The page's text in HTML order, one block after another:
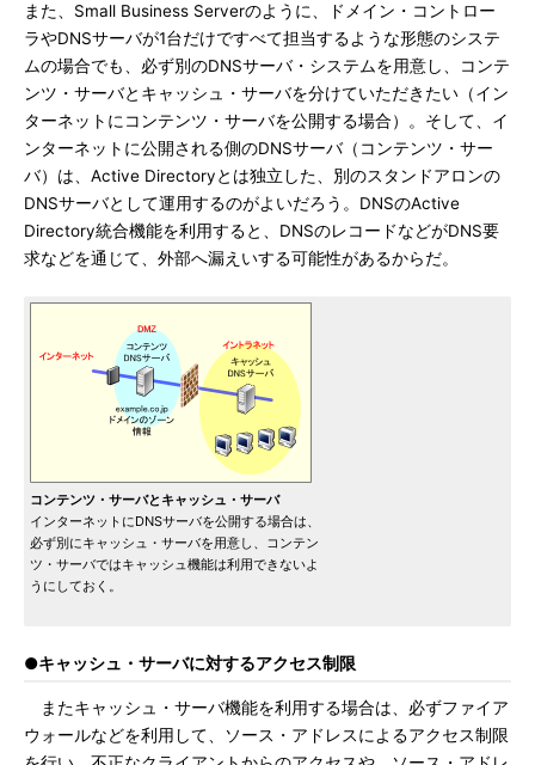
また、Small Business Serverのように、ドメイン・コントロー
ラやDNSサーバが1台だけですべて担当するような形態のシステ
ムの場合でも、必ず別のDNSサーバ・システムを用意し、コンテ
ンツ・サーバとキャッシュ・サーバを分けていただきたい（イン
ターネットにコンテンツ・サーバを公開する場合）。そして、イ
ンターネットに公開される側のDNSサーバ（コンテンツ・サー
バ）は、Active Directoryとは独立した、別のスタンドアロンの
DNSサーバとして運用するのがよいだろう。DNSのActive
Directory統合機能を利用すると、DNSのレコードなどがDNS要
求などを通じて、外部へ漏えいする可能性があるからだ。
コンテンツ・サーバとキャッシュ・サーバ
インターネットにDNSサーバを公開する場合は、
必ず別にキャッシュ・サーバを用意し、コンテン
ツ・サーバではキャッシュ機能は利用できないよ
うにしておく。
●キャッシュ・サーバに対するアクセス制限
またキャッシュ・サーバ機能を利用する場合は、必ずファイア
ウォールなどを利用して、ソース・アドレスによるアクセス制限